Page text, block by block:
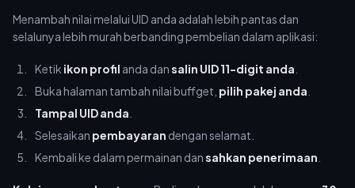
Menambah nilai melalui UID anda adalah lebih pantas dan
selalunya lebih murah berbanding pembelian dalam aplikasi:
Ketik ikon profil anda dansalin UID 11-digit anda
Buka halaman tambah nilai buffget, pilih pakej anda
Tampal UID anda
Selesaikan pembayaran dengan selamat.
Kembali ke dalam permainan dansahkan penerimaan